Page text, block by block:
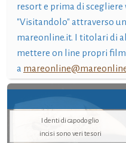
resort e prima di scegliere
"Visitandolo" attraverso
mareonline.it. I titolari di
mettere on line propri
a
I denti di capodoglio
incisi sono veri tesori